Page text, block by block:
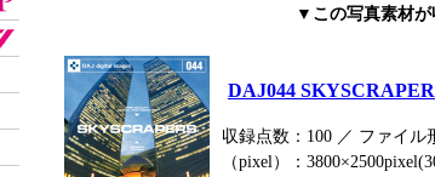
▼この写真素材が
DAJ044
収録点数：100 ／ ファイル
（pixel）：